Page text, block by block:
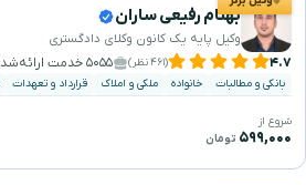
بهنام رفیعی ساران
وکیل پایه یک کانون وکلای دادگستری
۴.۷ (۴۶۱ نظر) ۵۰۵۵ خدمت ارائه‌شده
بانکی و مطالبات خانواده ملکی و املاک قرارداد و تعهدات
شروع از
۵۹۹,۰۰۰ تومان